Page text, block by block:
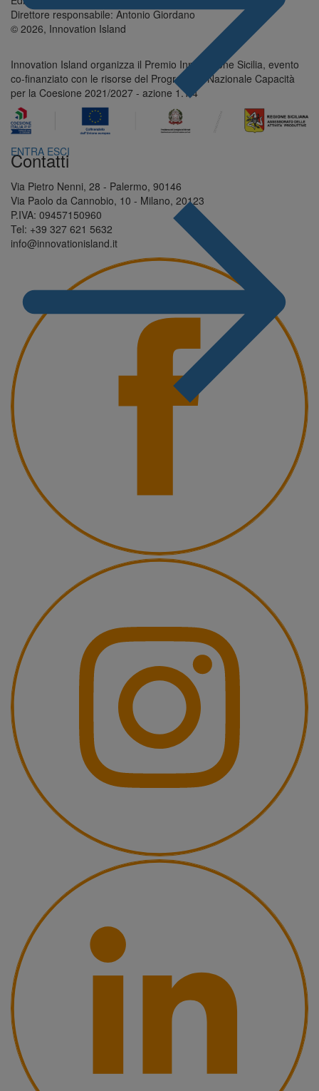
ENTRA ESCI
Direttore responsabile: Antonio Giordano
© 2026, Innovation Island
Innovation Island organizza il Premio Innovazione Sicilia, evento
co-finanziato con le risorse del Programma Nazionale Capacità
per la Coesione 2021/2027 - azione 1.1.4
Contatti
Via Pietro Nenni, 28 - Palermo, 90146
Via Paolo da Cannobio, 10 - Milano, 20123
P.IVA: 09457150960
Tel: +39 327 621 5632
info@innovationisland.it